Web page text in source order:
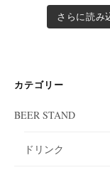
さらに読み
カテゴリー
BEER STAND
ドリンク